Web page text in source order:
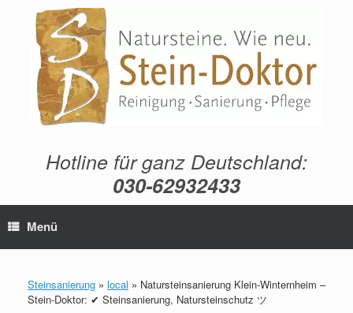
springen
Hotline für ganz Deutschland:
030-62932433
Menü
Steinsanierung » local » Natursteinsanierung Klein-Winternheim –
Stein-Doktor: ✔ Steinsanierung, Natursteinschutz ツ